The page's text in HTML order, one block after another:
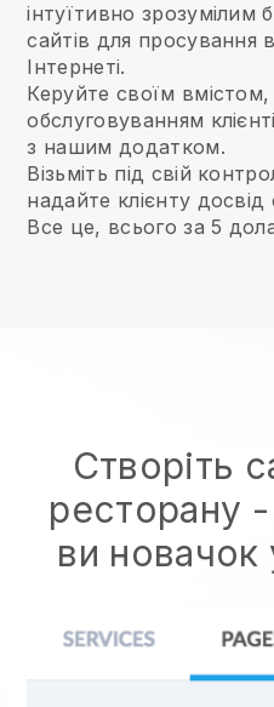
інтуїтивно зрозумілим
сайтів для просування
Інтернеті.
Керуйте своїм
обслуговуванням
з нашим додатком.
Візьміть під свій
надайте клієнту досвід
Все це, всього за 5
Створіть
ресторану
ви новачок